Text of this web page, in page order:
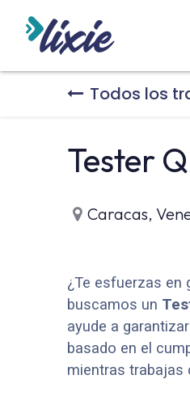
Todos los
Tester
Caracas,
¿Te esfuerzas en
buscamos un
ayude a
basado en el
mientras trabajas